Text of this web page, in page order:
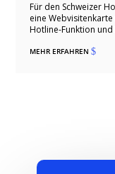
Für den Schweizer
eine
Hotline-Funktion
MEHR ERFAHREN$